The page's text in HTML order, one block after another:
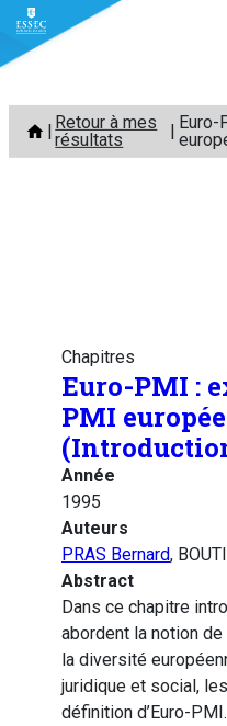
Aller
contenu
Retour à mes
résultats
Euro-
Chapitres
Euro-PMI :
PMI
Année
1995
Auteurs
PRAS Bernard,
Abstract
Dans ce chapitre
abordent la notion
la diversité
juridique et social,
définition d’Euro-PMI.